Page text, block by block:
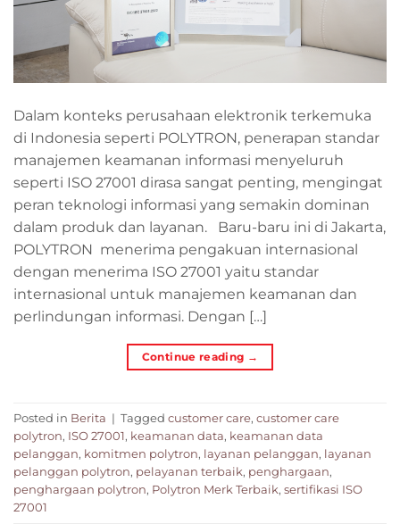
Dalam konteks perusahaan elektronik terkemuka
di Indonesia seperti POLYTRON, penerapan standar
manajemen keamanan informasi menyeluruh
seperti ISO 27001 dirasa sangat penting, mengingat
peran teknologi informasi yang semakin dominan
dalam produk dan layanan. Baru-baru ini di Jakarta,
POLYTRON menerima pengakuan internasional
dengan menerima ISO 27001 yaitu standar
internasional untuk manajemen keamanan dan
perlindungan informasi. Dengan […]
Continue reading →
Posted in Berita | Tagged customer care, customer care
polytron, ISO 27001, keamanan data, keamanan data
pelanggan, komitmen polytron, layanan pelanggan, layanan
pelanggan polytron, pelayanan terbaik, penghargaan,
penghargaan polytron, Polytron Merk Terbaik, sertifikasi ISO
27001